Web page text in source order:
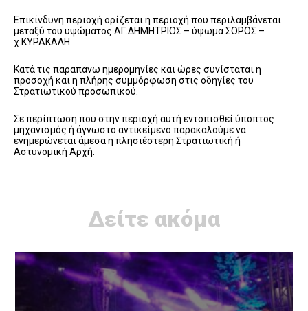
Επικίνδυνη περιοχή ορίζεται η περιοχή που περιλαμβάνεται
μεταξύ του υψώματος ΑΓ.ΔΗΜΗΤΡΙΟΣ – ύψωμα ΣΟΡΟΣ –
χ.ΚΥΡΑΚΑΛΗ.
Κατά τις παραπάνω ημερομηνίες και ώρες συνίσταται η
προσοχή και η πλήρης συμμόρφωση στις οδηγίες του
Στρατιωτικού προσωπικού.
Σε περίπτωση που στην περιοχή αυτή εντοπισθεί ύποπτος
μηχανισμός ή άγνωστο αντικείμενο παρακαλούμε να
ενημερώνεται άμεσα η πλησιέστερη Στρατιωτική ή
Αστυνομική Αρχή.
Δείτε ακόμα